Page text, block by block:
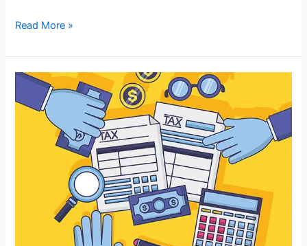
Read More »
Forstå
forskellen
mellem
bogføring